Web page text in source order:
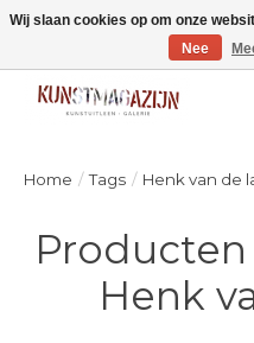
Welkom bij de designshop van
Home / Tags / Henk van de
Henk
Wij slaan cookies op om onze
Nee